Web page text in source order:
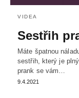
VIDEA
Sestřih
Máte špatnou
sestřih, který je
prank se vám…
9.4.2021